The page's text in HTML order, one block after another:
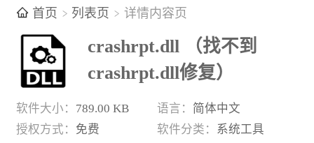
首页 列表页 详情内容页
crashrpt.dll （找不到
crashrpt.dll修复）
软件大小： 789.00 KB 语言： 简体中文
授权方式： 免费 软件分类： 系统工具